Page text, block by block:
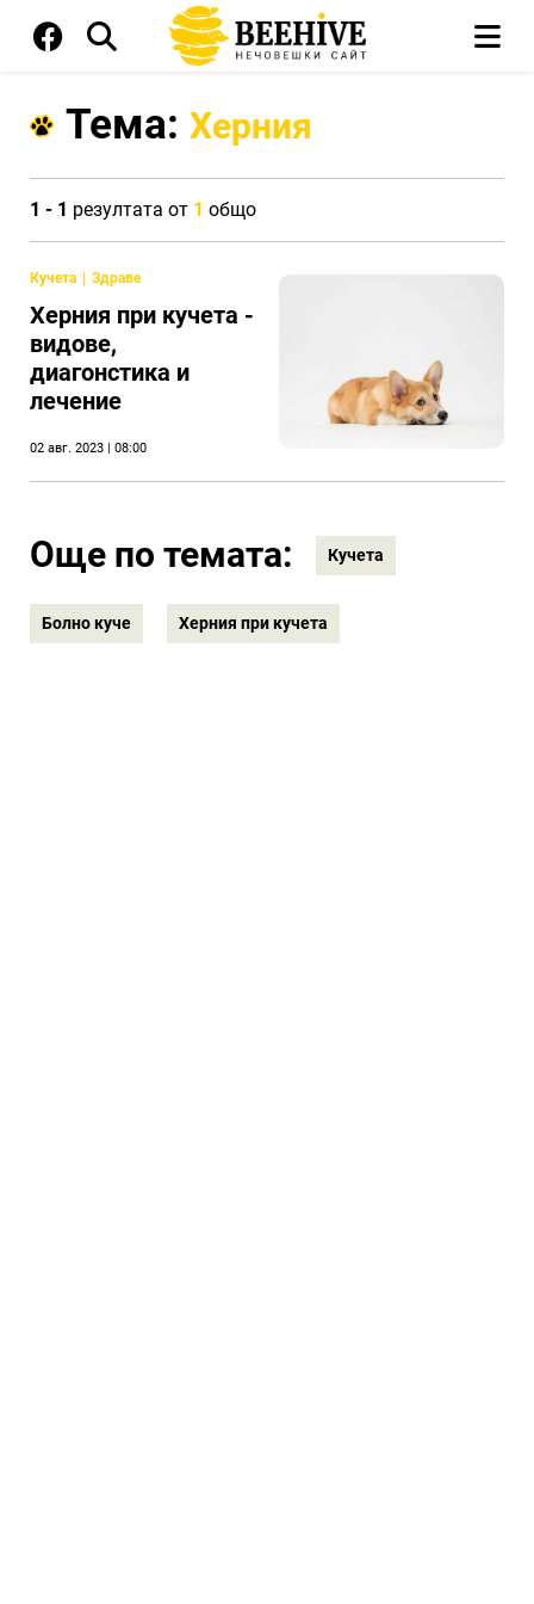
Тема: Херния
1 - 1 резултата от 1 общо
Кучета Здраве
Херния при кучета -
видове,
диагонстика и
лечение
02 авг. 2023 | 08:00
Още по темата: Кучета
Болно куче Херния при кучета